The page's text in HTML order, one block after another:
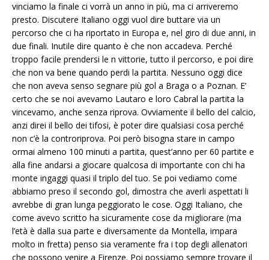
vinciamo la finale ci vorrà un anno in più, ma ci arriveremo
presto. Discutere Italiano oggi vuol dire buttare via un
percorso che ci ha riportato in Europa e, nel giro di due anni, in
due finali. Inutile dire quanto è che non accadeva. Perché
troppo facile prendersi le n vittorie, tutto il percorso, e poi dire
che non va bene quando perdi la partita. Nessuno oggi dice
che non aveva senso segnare più gol a Braga o a Poznan. E’
certo che se noi avevamo Lautaro e loro Cabral la partita la
vincevamo, anche senza riprova. Ovviamente il bello del calcio,
anzi direi il bello dei tifosi, è poter dire qualsiasi cosa perché
non c’è la controriprova. Poi però bisogna stare in campo
ormai almeno 100 minuti a partita, quest’anno per 60 partite e
alla fine andarsi a giocare qualcosa di importante con chi ha
monte ingaggi quasi il triplo del tuo. Se poi vediamo come
abbiamo preso il secondo gol, dimostra che averli aspettati li
avrebbe di gran lunga peggiorato le cose. Oggi Italiano, che
come avevo scritto ha sicuramente cose da migliorare (ma
l’età è dalla sua parte e diversamente da Montella, impara
molto in fretta) penso sia veramente fra i top degli allenatori
che possono venire a Firenze. Poi possiamo sempre trovare il